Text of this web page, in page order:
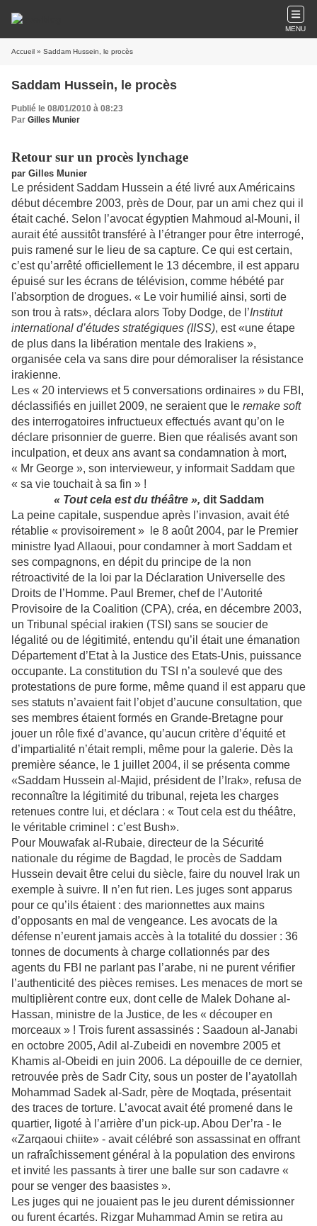
MENU
Accueil » Saddam Hussein, le procès
Saddam Hussein, le procès
Publié le 08/01/2010 à 08:23
Par Gilles Munier
Retour sur un procès lynchage
par Gilles Munier
Le président Saddam Hussein a été livré aux Américains
début décembre 2003, près de Dour, par un ami chez qui il
était caché. Selon l’avocat égyptien Mahmoud al-Mouni, il
aurait été aussitôt transféré à l’étranger pour être interrogé,
puis ramené sur le lieu de sa capture. Ce qui est certain,
c’est qu’arrêté officiellement le 13 décembre, il est apparu
épuisé sur les écrans de télévision, comme hébété par
l'absorption de drogues. « Le voir humilié ainsi, sorti de
son trou à rats», déclara alors Toby Dodge, de l’Institut
international d’études stratégiques (IISS), est «une étape
de plus dans la libération mentale des Irakiens »,
organisée cela va sans dire pour démoraliser la résistance
irakienne.
Les « 20 interviews et 5 conversations ordinaires » du FBI,
déclassifiés en juillet 2009, ne seraient que le remake soft
des interrogatoires infructueux effectués avant qu’on le
déclare prisonnier de guerre. Bien que réalisés avant son
inculpation, et deux ans avant sa condamnation à mort,
« Mr George », son intervieweur, y informait Saddam que
« sa vie touchait à sa fin » !
« Tout cela est du théâtre », dit Saddam
La peine capitale, suspendue après l’invasion, avait été
rétablie « provisoirement » le 8 août 2004, par le Premier
ministre Iyad Allaoui, pour condamner à mort Saddam et
ses compagnons, en dépitdu principe de la non
rétroactivité de la loi par la Déclaration Universelle des
Droits de l’Homme. Paul Bremer, chef de l’Autorité
Provisoire de la Coalition (CPA), créa, en décembre 2003,
un Tribunal spécial irakien (TSI) sans se soucier de
légalité ou de légitimité, entendu qu’il était une émanation
Département d’Etat à la Justice des Etats-Unis, puissance
occupante. La constitution du TSI n’a soulevé que des
protestations de pure forme, même quand il est apparu que
ses statuts n’avaient fait l’objet d’aucune consultation, que
ses membres étaient formés en Grande-Bretagne pour
jouer un rôle fixé d’avance, qu’aucun critère d’équité et
d’impartialité n’était rempli, même pour la galerie. Dès la
première séance, le 1 juillet 2004, il se présenta comme
«Saddam Hussein al-Majid, président de l’Irak», refusa de
reconnaître la légitimité du tribunal, rejeta les charges
retenues contre lui, et déclara : « Tout cela est du théâtre,
le véritable criminel : c’est Bush».
Pour Mouwafak al-Rubaie, directeur de la Sécurité
nationale du régime de Bagdad, le procès de Saddam
Hussein devait être celui du siècle, faire du nouvel Irak un
exemple à suivre. Il n’en fut rien. Les juges sont apparus
pour ce qu’ils étaient : des marionnettes aux mains
d’opposants en mal de vengeance. Les avocats de la
défense n’eurent jamais accès à la totalité du dossier : 36
tonnes de documents à charge collationnés par des
agents du FBI ne parlant pas l’arabe, ni ne purent vérifier
l’authenticité des pièces remises. Les menaces de mort se
multiplièrent contre eux, dont celle de Malek Dohane al-
Hassan, ministre de la Justice, de les « découper en
morceaux » ! Trois furent assassinés : Saadoun al-Janabi
en octobre 2005, Adil al-Zubeidi en novembre 2005 et
Khamis al-Obeidi en juin 2006. La dépouille de ce dernier,
retrouvée près de Sadr City, sous un poster de l’ayatollah
Mohammad Sadek al-Sadr, père de Moqtada, présentait
des traces de torture. L’avocat avait été promené dans le
quartier, ligoté à l’arrière d’un pick-up. Abou Der’ra - le
«Zarqaoui chiite» - avait célébré son assassinat en offrant
un rafraîchissement général à la population des environs
et invité les passants à tirer une balle sur son cadavre «
pour se venger des baasistes ».
Les juges qui ne jouaient pas le jeu durent démissionner
ou furent écartés. Rizgar Muhammad Amin se retira au